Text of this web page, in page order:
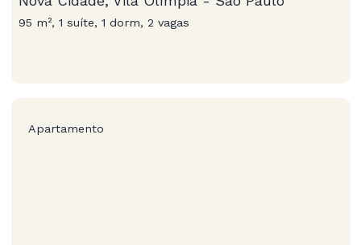
95 m², 1 suíte, 1 dorm, 2 vagas
Apartamento